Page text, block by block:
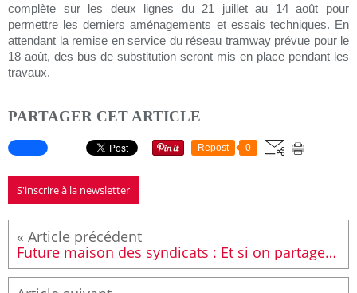
complète sur les deux lignes du 21 juillet au 14 août pour
permettre les derniers aménagements et essais techniques. En
attendant la remise en service du réseau tramway prévue pour le
18 août, des bus de substitution seront mis en place pendant les
travaux.
PARTAGER CET ARTICLE
Repost 0
S'inscrire à la newsletter
Future maison des syndicats : Et si on partageait le parking ?